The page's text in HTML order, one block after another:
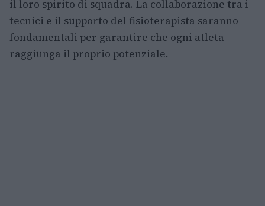
il loro spirito di squadra. La collaborazione tra i
tecnici e il supporto del fisioterapista saranno
fondamentali per garantire che ogni atleta
raggiunga il proprio potenziale.